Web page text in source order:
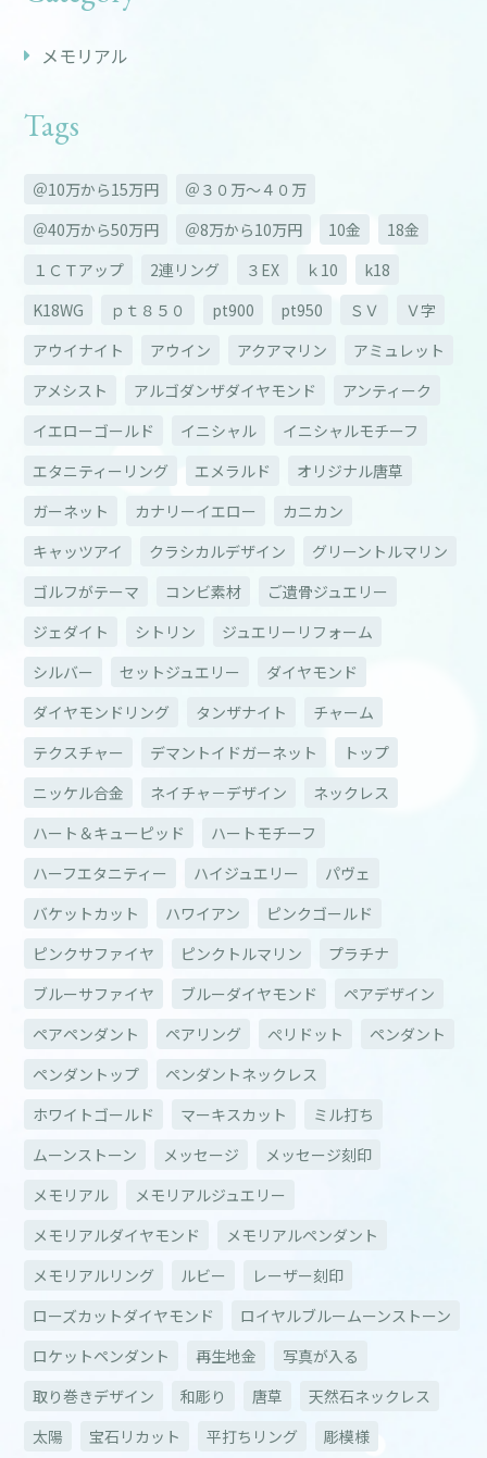
メモリアル
Tags
＠10万から15万円
＠３０万～４０万
＠40万から50万円
＠8万から10万円 10金
18金
１ＣＴアップ
2連リング ３EX ｋ10
k18
K18WG
ｐｔ８５０ pt900 pt950 ＳＶ
Ｖ字
アウイナイト
アウイン アクアマリン
アミュレット
アメシスト
アルゴダンザダイヤモンド
アンティーク
イエローゴールド
イニシャル
イニシャルモチーフ
エタニティーリング
エメラルド
オリジナル唐草
ガーネット
カナリーイエロー
カニカン
キャッツアイ
クラシカルデザイン
グリーントルマリン
ゴルフがテーマ
コンビ素材
ご遺骨ジュエリー
ジェダイト
シトリン
ジュエリーリフォーム
シルバー
セットジュエリー
ダイヤモンド
ダイヤモンドリング
タンザナイト
チャーム
テクスチャー
デマントイドガーネット
トップ
ニッケル合金
ネイチャ－デザイン
ネックレス
ハート＆キューピッド
ハートモチーフ
ハーフエタニティー
ハイジュエリー
パヴェ
バケットカット
ハワイアン
ピンクゴールド
ピンクサファイヤ
ピンクトルマリン
プラチナ
ブルーサファイヤ
ブルーダイヤモンド
ペアデザイン
ペアペンダント
ペアリング ぺリドット
ペンダント
ペンダントップ
ペンダントネックレス
ホワイトゴールド
マーキスカット
ミル打ち
ムーンストーン
メッセージ
メッセージ刻印
メモリアル
メモリアルジュエリー
メモリアルダイヤモンド
メモリアルペンダント
メモリアルリング
ルビー
レーザー刻印
ローズカットダイヤモンド
ロイヤルブルームーンストーン
ロケットペンダント
再生地金
写真が入る
取り巻きデザイン
和彫り 唐草
天然石ネックレス
太陽
宝石リカット 平打ちリング
彫模様